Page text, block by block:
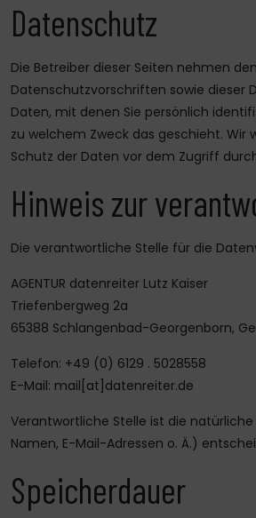
Datenschutz
Die Betreiber dieser Seiten nehmen
Datenschutzvorschriften sowie dieser
Daten, mit denen Sie persönlich
zu welchem Zweck das geschieht. Wir
Schutz der Daten vor dem Zugriff
Hinweis zur
Die verantwortliche Stelle für die
AGENTUR datenreiter Lutz Kaiser
Triefenbergweg 2a
65388 Schlangenbad-Georgenborn,
Telefon: +49 (0) 6129 . 5028558
E-Mail: mail[at]datenreiter.de
Verantwortliche Stelle ist die
Namen, E-Mail-Adressen o. Ä.)
Speicherdauer